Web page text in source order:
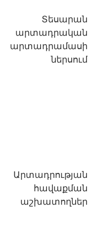
Տեսարան
արտադրական
արտադրամասի
ներսում
Արտադրության
հավաքման
աշխատողներ